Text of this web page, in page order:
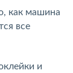
как машина
все
и